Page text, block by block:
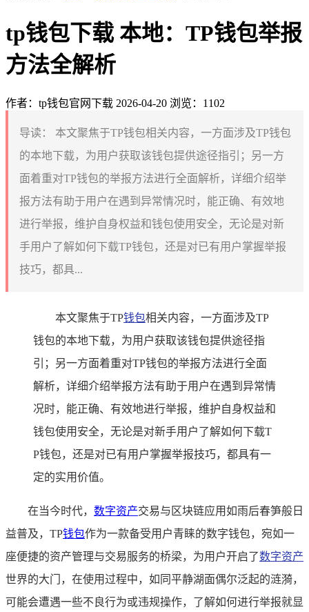
tp钱包下载 本地：TP钱包举报
方法全解析
作者：tp钱包官网下载 2026-04-20 浏览：1102
导读：
本文聚焦于TP钱包相关内容，一方面涉及TP钱包
的本地下载，为用户获取该钱包提供途径指引；另一方
面着重对TP钱包的举报方法进行全面解析，详细介绍举
报方法有助于用户在遇到异常情况时，能正确、有效地
进行举报，维护自身权益和钱包使用安全，无论是对新
手用户了解如何下载TP钱包，还是对已有用户掌握举报
技巧，都具...
本文聚焦于TP钱包相关内容，一方面涉及TP
钱包的本地下载，为用户获取该钱包提供途径指
引；另一方面着重对TP钱包的举报方法进行全面
解析，详细介绍举报方法有助于用户在遇到异常情
况时，能正确、有效地进行举报，维护自身权益和
钱包使用安全，无论是对新手用户了解如何下载T
P钱包，还是对已有用户掌握举报技巧，都具有一
定的实用价值。
在当今时代， 数字资产交易与区块链应用如雨后春笋般日
益普及，TP钱包作为一款备受用户青睐的数字钱包，宛如一
座便捷的资产管理与交易服务的桥梁，为用户开启了数字资产
世界的大门，在使用过程中，如同平静湖面偶尔泛起的涟漪，
可能会遭遇一些不良行为或违规操作，了解如何进行举报就显